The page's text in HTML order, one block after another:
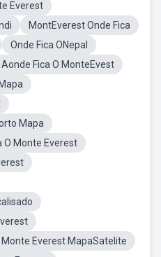
Everest
MontEverest Onde Fica
Onde Fica ONepal
Aonde Fica O MonteEvest
Mapa
O Monte Everest
Monte Everest MapaSatelite